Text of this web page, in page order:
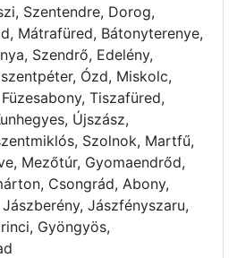
Szentendre, Dorog,
Mátrafüred, Bátonyterenye,
Szendrő, Edelény,
Ózd, Miskolc,
Tiszafüred,
Újszász,
Szolnok, Martfű,
Mezőtúr, Gyomaendrőd,
Csongrád, Abony,
Jászfényszaru,
Gyöngyös,